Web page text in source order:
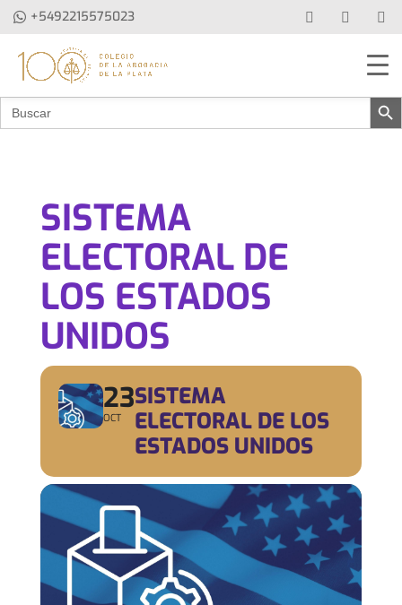
+5492215575023
Buscar: Botón de
SISTEMA
ELECTORAL DE
LOS ESTADOS
UNIDOS
23
OCT
SISTEMA
ELECTORAL DE LOS
ESTADOS UNIDOS